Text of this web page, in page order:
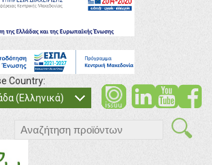
Country:
(Ελληνικά)